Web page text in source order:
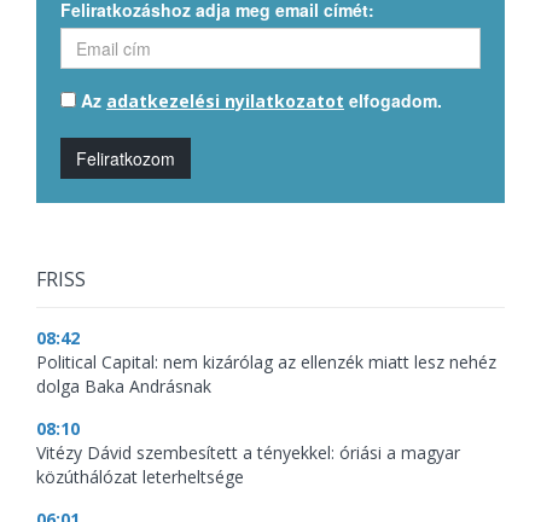
Feliratkozáshoz adja meg email címét:
Az adatkezelési nyilatkozatot elfogadom.
Feliratkozom
FRISS
08:42
Political Capital: nem kizárólag az ellenzék miatt lesz nehéz
dolga Baka Andrásnak
08:10
Vitézy Dávid szembesített a tényekkel: óriási a magyar
közúthálózat leterheltsége